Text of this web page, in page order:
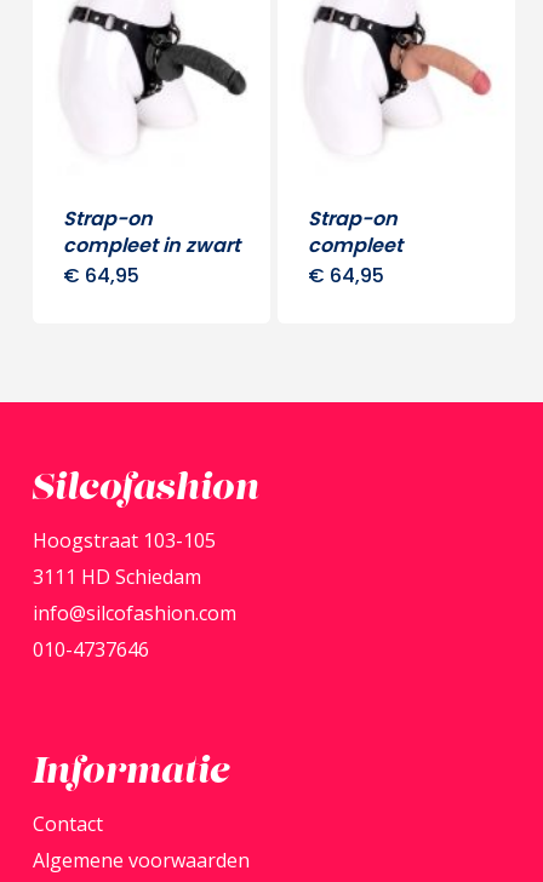
Strap-on
compleet in zwart
€ 64,95
Strap-on
compleet
€ 64,95
Silcofashion
Hoogstraat 103-105
3111 HD Schiedam
info@silcofashion.com
010-4737646
Informatie
Contact
Algemene voorwaarden